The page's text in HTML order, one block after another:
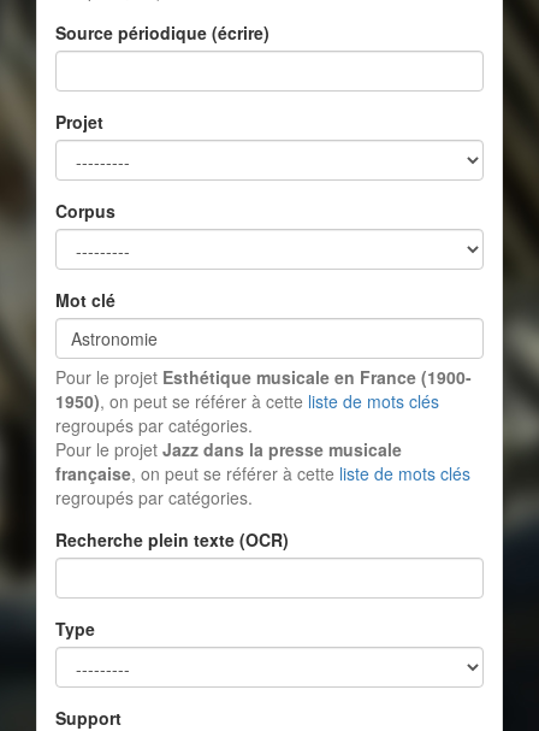
Source périodique (écrire)
Projet
Corpus
Mot clé
Pour le projet Esthétique musicale en France (1900-
1950), on peut se référer à cette liste de mots clés
regroupés par catégories.
Pour le projet Jazz dans la presse musicale
française, on peut se référer à cette liste de mots clés
regroupés par catégories.
Recherche plein texte (OCR)
Type
Support